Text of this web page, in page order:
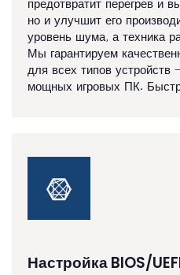
но и улучшит его
уровень шума, а техника
Мы гарантируем
для всех типов устройств
мощных игровых ПК.
Настройка BIOS/